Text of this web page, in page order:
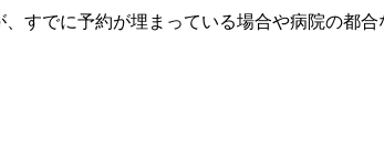
すでに予約が埋まっている場合や病院の都